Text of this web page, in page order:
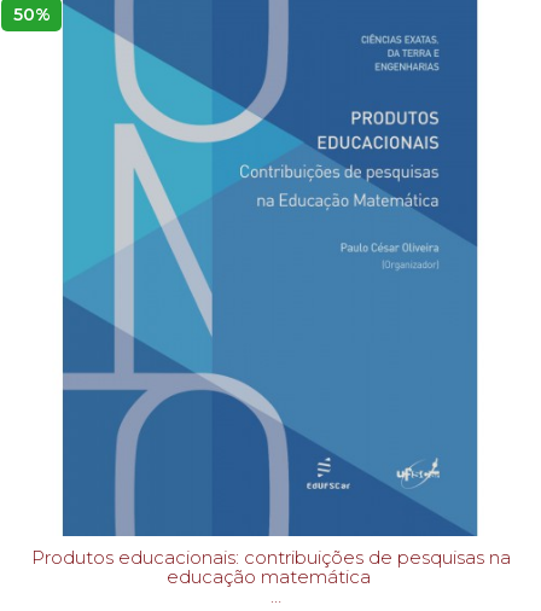
50%
Produtos educacionais: contribuições de pesquisas na
educação matemática